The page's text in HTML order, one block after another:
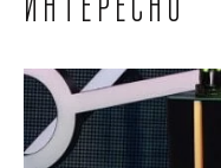
интересно